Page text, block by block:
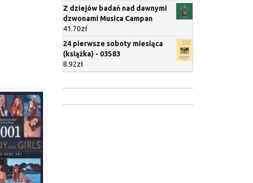
Z dziejów badań nad dawnymi
dzwonami Musica Campan
41.70zł
24 pierwsze soboty miesiąca
(książka) - 03583
8.92zł